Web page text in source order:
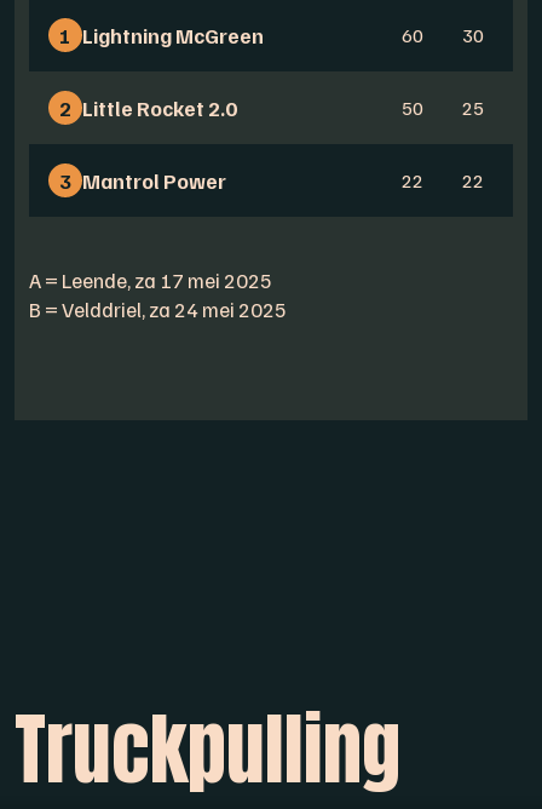
1 Lightning McGreen 60 30
2 Little Rocket 2.0 50 25
3 Mantrol Power 22 22
A = Leende, za 17 mei 2025
B = Velddriel, za 24 mei 2025
Truckpulling